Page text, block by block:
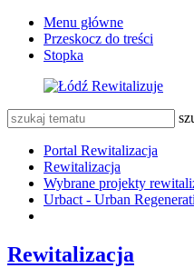
Menu główne
Przeskocz do treści
Stopka
Portal Rewitalizacja
Rewitalizacja
Wybrane projekty
Urbact - Urban
Rewitalizacja